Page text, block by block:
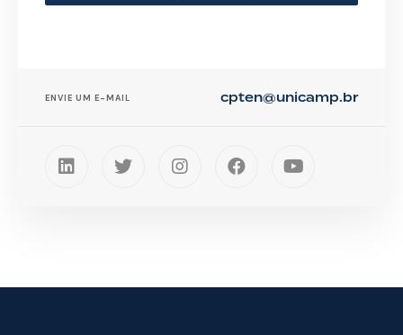
ENVIE UM E-MAIL cpten@unicamp.br